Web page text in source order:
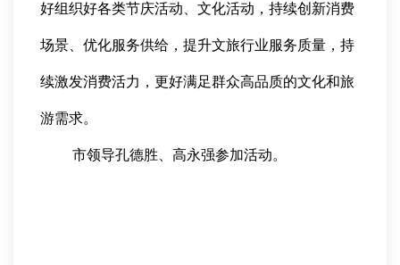
好组织好各类节庆活动、文化活动，持续创新消费
场景、优化服务供给，提升文旅行业服务质量，持
续激发消费活力，更好满足群众高品质的文化和旅
游需求。
市领导孔德胜、高永强参加活动。